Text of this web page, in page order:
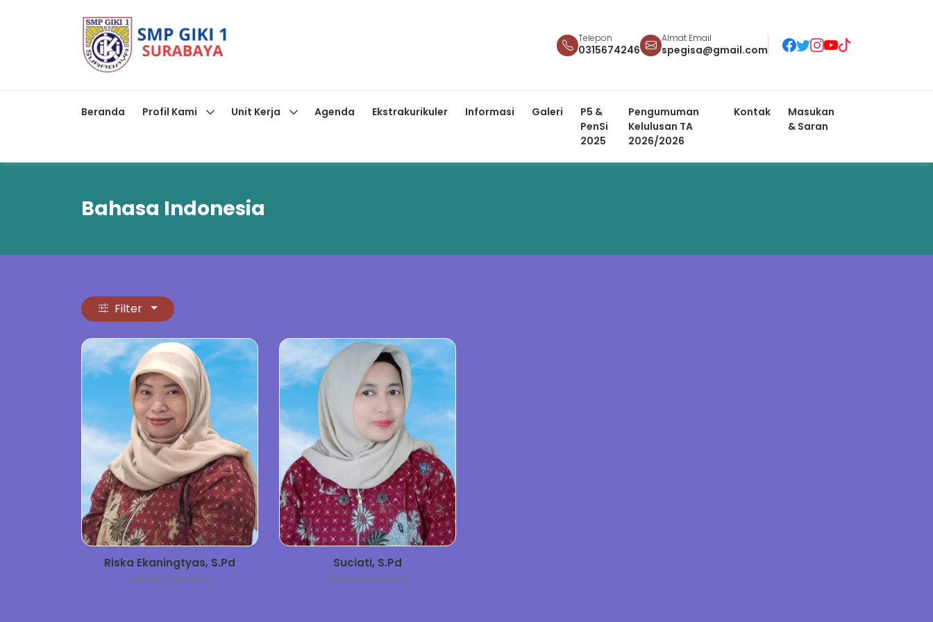
Telepon
0315674246
Almat Email
spegisa@gmail.com
Beranda Profil Kami Unit Kerja Agenda Ekstrakurikuler Informasi Galeri
P5 &
PenSi
2025
Pengumuman
Kelulusan TA
2026/2026
Kontak
Masukan
& Saran
Bahasa Indonesia
Filter
Riska Ekaningtyas, S.Pd
Bahasa Indonesia
Suciati, S.Pd
Bahasa Indonesia